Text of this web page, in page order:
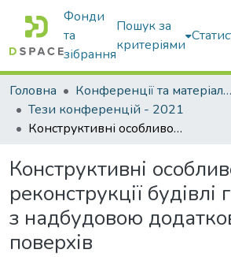
Фонди
та
зібрання
Пошук за
критеріями
Головна
Конференції та матеріали конференцій
Тези конференцій - 2021
Конструктивні особливості реконструкції будівлі гуртожитку з надбудовою додаткових поверхів
Конструктивні
реконструкції будівлі
з надбудовою
поверхів